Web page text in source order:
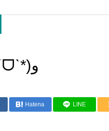
週明け～٩(ˊᗜˋ*)و
Hatena LINE